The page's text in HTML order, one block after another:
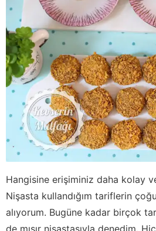
Hangisine erişiminiz daha kolay
Nişasta kullandığım tariflerin
alıyorum. Bugüne kadar birçok